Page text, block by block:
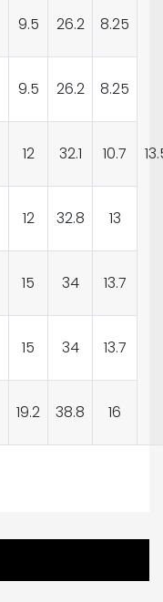
9.5 26.2 8.25
9.5 26.2 8.25
12 32.1 10.7
12 32.8 13
15 34 13.7
15 34 13.7
19.2 38.8 16